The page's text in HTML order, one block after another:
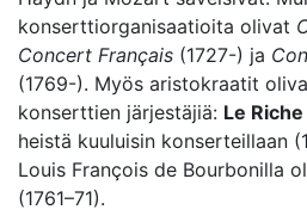
konserttiorganisaatioita olivat
Concert Français (1727-) ja
(1769-). Myös aristokraatit
konserttien järjestäjiä: Le
heistä kuuluisin konserteillaan
Louis François de Bourbonilla
(1761–71).